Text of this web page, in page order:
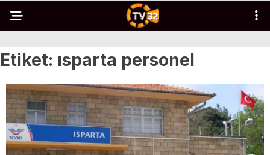
Etiket: ısparta personel